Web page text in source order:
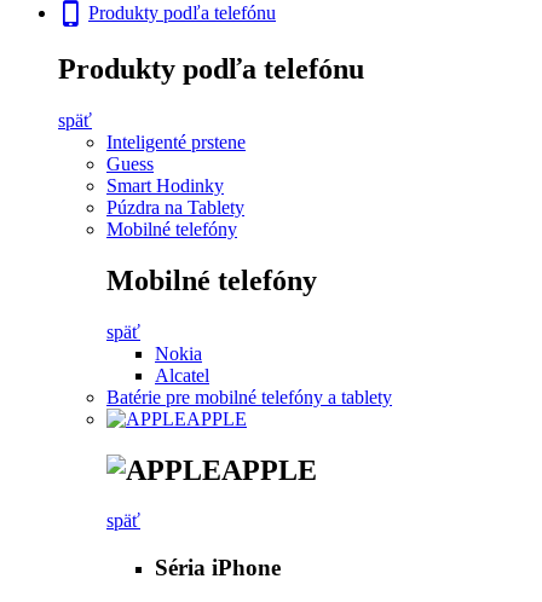
Produkty podľa telefónu
Produkty podľa telefónu
späť
Inteligenté prstene
Guess
Smart Hodinky
Púzdra na Tablety
Mobilné telefóny
Mobilné telefóny
späť
Nokia
Alcatel
Batérie pre mobilné telefóny a tablety
APPLE
APPLE
späť
Séria iPhone